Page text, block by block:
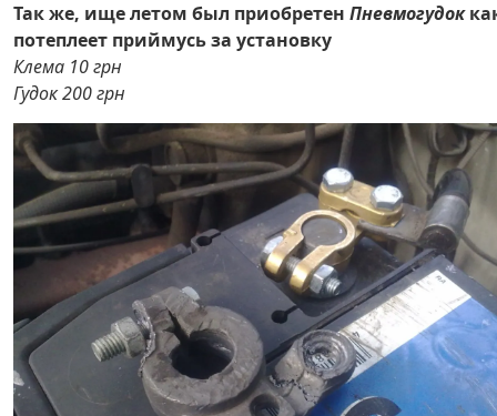
Так же, ище летом был приобретен Пневмогудок
потеплеет приймусь за установку
Клема 10 грн
Гудок 200 грн